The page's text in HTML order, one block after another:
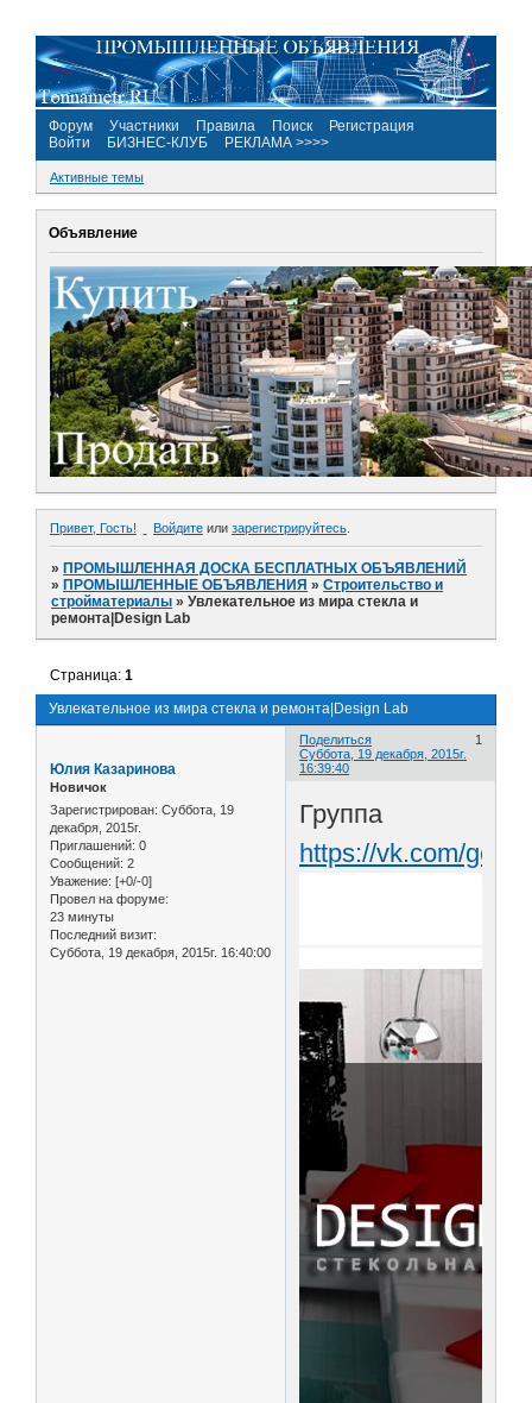
Форум Участники Правила Поиск
Регистрация
Войти
БИЗНЕС-КЛУБ РЕКЛАМА >>>>
Активные темы
Объявление
Привет, Гость! Войдите или зарегистрируйтесь
»ПРОМЫШЛЕННАЯ ДОСКА БЕСПЛАТНЫХ ОБЪЯВЛЕНИЙ
»ПРОМЫШЛЕННЫЕ ОБЪЯВЛЕНИЯ »Строительство и
стройматериалы »Увлекательное из мира стекла и
ремонта|Design Lab
Увлекательное из мира стекла и ремонта|Design Lab
Страница:1
Поделиться
1
Суббота, 19 декабря, 2015г.
16:39:40
Юлия Казаринова
Новичок
Зарегистрирован: Суббота, 19
декабря, 2015г.
Приглашений: 0
Сообщений: 2
Уважение: [+0/-0]
Провел на форуме:
23 минуты
Последний визит:
Суббота, 19 декабря, 2015г. 16:40:00
Группа
https://vk.com/